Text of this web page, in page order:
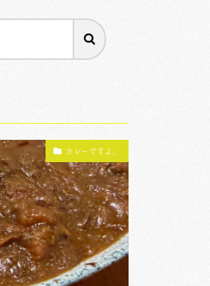
カレーですよ。